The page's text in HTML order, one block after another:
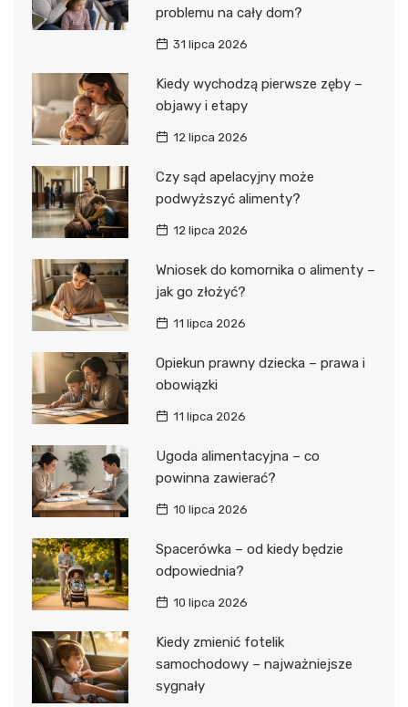
problemu na cały dom?
31 lipca 2026
Kiedy wychodzą pierwsze zęby –
objawy i etapy
12 lipca 2026
Czy sąd apelacyjny może
podwyższyć alimenty?
12 lipca 2026
Wniosek do komornika o alimenty –
jak go złożyć?
11 lipca 2026
Opiekun prawny dziecka – prawa i
obowiązki
11 lipca 2026
Ugoda alimentacyjna – co
powinna zawierać?
10 lipca 2026
Spacerówka – od kiedy będzie
odpowiednia?
10 lipca 2026
Kiedy zmienić fotelik
samochodowy – najważniejsze
sygnały